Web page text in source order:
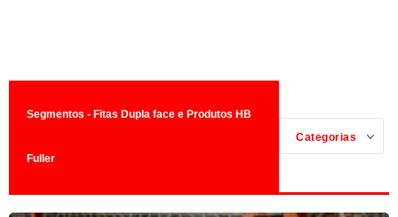
Segmentos - Fitas Dupla face e Produtos HB
Fuller
Categorias